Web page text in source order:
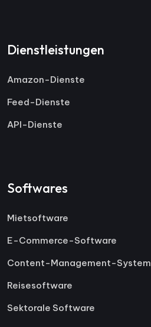
Dienstleistungen
Amazon-Dienste
Feed-Dienste
API-Dienste
Softwares
Mietsoftware
E-Commerce-Software
Content-Management-System
Reisesoftware
Sektorale Software